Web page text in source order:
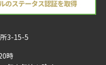
3-15-5
時